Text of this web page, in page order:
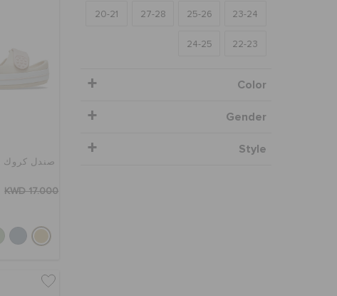
23-24
25-26
27-28
20-21
22-23
24-25
Color
Gender
Style
صندل كروك
KWD 17.000